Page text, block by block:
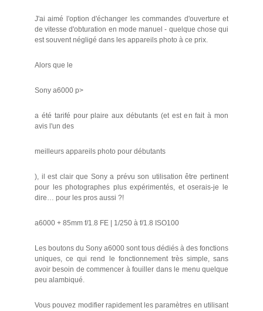
J'ai aimé l'option d'échanger les commandes d'ouverture et
de vitesse d'obturation en mode manuel - quelque chose qui
est souvent négligé dans les appareils photo à ce prix.
Alors que le
Sony a6000 p>
a été tarifé pour plaire aux débutants (et est en fait à mon
avis l'un des
meilleurs appareils photo pour débutants
), il est clair que Sony a prévu son utilisation être pertinent
pour les photographes plus expérimentés, et oserais-je le
dire… pour les pros aussi ?!
a6000 + 85mm f/1.8 FE | 1/250 à f/1.8 ISO100
Les boutons du Sony a6000 sont tous dédiés à des fonctions
uniques, ce qui rend le fonctionnement très simple, sans
avoir besoin de commencer à fouiller dans le menu quelque
peu alambiqué.
Vous pouvez modifier rapidement les paramètres en utilisant